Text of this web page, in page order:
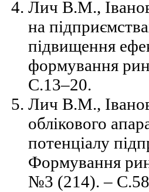
Лич В.М.,
на
підвищення
формування
С.13–20.
Лич В.М.,
облікового
потенціалу
Формування
№3 (214). –